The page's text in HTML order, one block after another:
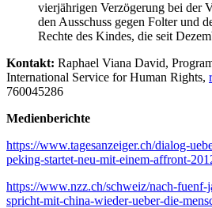
vierjährigen Verzögerung bei der
den Ausschuss gegen Folter und
Rechte des Kindes, die seit
Kontakt: Raphael Viana David,
International Service for Human Rights,
760045286
Medienberichte
https://www.tagesanzeiger.ch/dialog-
peking-startet-neu-mit-einem-affront-
https://www.nzz.ch/schweiz/nach-fuenf-
spricht-mit-china-wieder-ueber-die-